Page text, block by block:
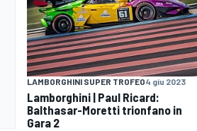
LAMBORGHINI SUPER TROFEO4 giu 2023
Lamborghini | Paul Ricard:
Balthasar-Moretti trionfano in
Gara 2